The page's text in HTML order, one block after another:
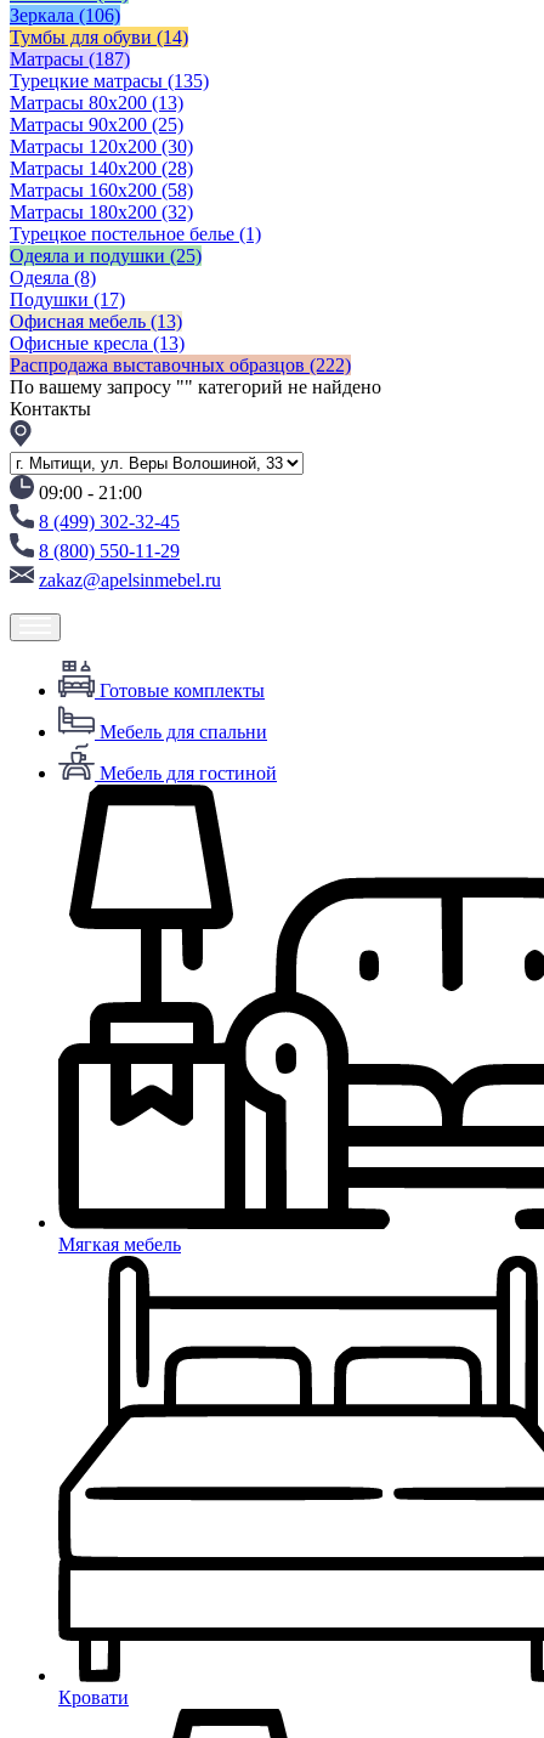
Зеркала (106)
Тумбы для обуви (14)
Матрасы (187)
Турецкие матрасы (135)
Матрасы 80x200 (13)
Матрасы 90х200 (25)
Матрасы 120х200 (30)
Матрасы 140х200 (28)
Матрасы 160х200 (58)
Матрасы 180х200 (32)
Турецкое постельное белье (1)
Одеяла и подушки (25)
Одеяла (8)
Подушки (17)
Офисная мебель (13)
Офисные кресла (13)
Распродажа выставочных образцов (222)
По вашему запросу "" категорий не найдено
Контакты
09:00 - 21:00
8 (499) 302-32-45
8 (800) 550-11-29
zakaz@apelsinmebel.ru
Готовые комплекты
Мебель для спальни
Мебель для гостиной
Мягкая мебель
Кровати